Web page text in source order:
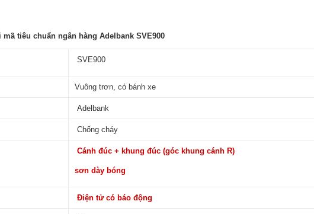
tiêu chuẩn ngân hàng Adelbank SVE900
SVE900
Vuông trơn, có bánh xe
Adelbank
Chống cháy
Cánh đúc + khung đúc (góc khung cánh R)
sơn dày bóng
Điện tử có báo động